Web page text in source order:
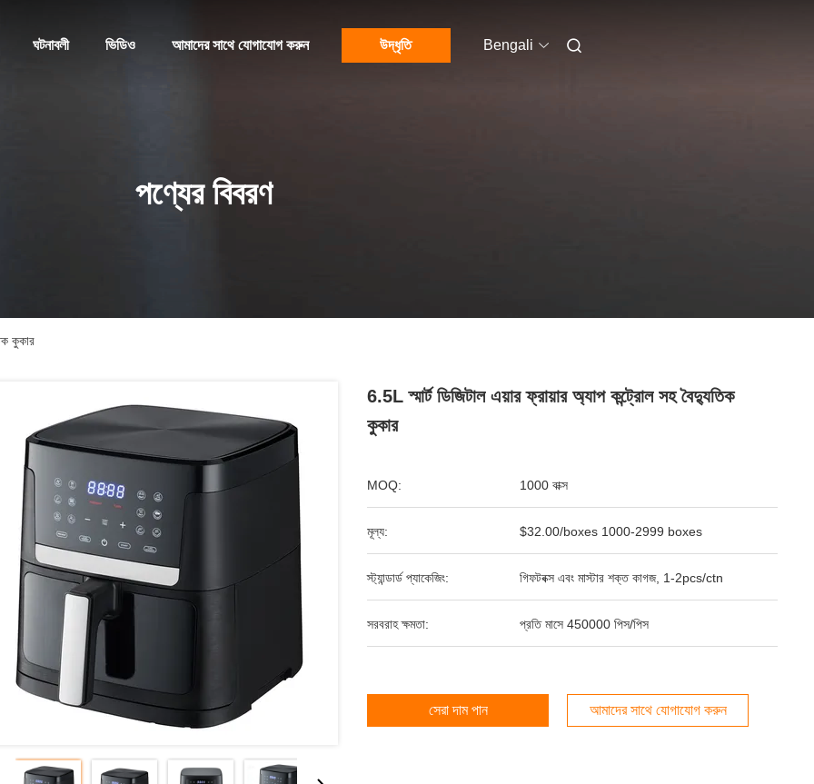
ঘটনাবলী ভিডিও আমাদের সাথে যোগাযোগ করুন উদ্ধৃতি Bengali
পণ্যের বিবরণ
কুকার
6.5L স্মার্ট ডিজিটাল এয়ার ফ্রায়ার অ্যাপ কন্ট্রোল সহ বৈদ্যুতিক
কুকার
MOQ: 1000 বাক্স
মূল্য: $32.00/boxes 1000-2999 boxes
স্ট্যান্ডার্ড প্যাকেজিং: গিফটবক্স এবং মাস্টার শক্ত কাগজ, 1-2pcs/ctn
সরবরাহ ক্ষমতা: প্রতি মাসে 450000 পিস/পিস
সেরা দাম পান আমাদের সাথে যোগাযোগ করুন